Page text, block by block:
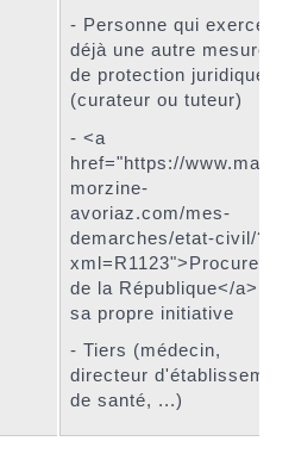
- Personne qui exerce
déjà une autre mesure
de protection juridique
(curateur ou tuteur)
- <a
href="https://www.mairie-
morzine-
avoriaz.com/mes-
demarches/etat-civil/?
xml=R1123">Procureur
de la République</a>, de
sa propre initiative
- Tiers (médecin,
directeur d'établissement
de santé, ...)